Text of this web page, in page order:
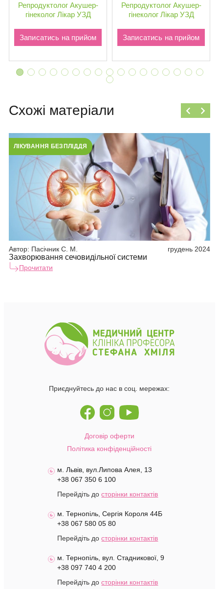
Репродуктолог Акушер-
гінеколог Лікар УЗД
Записатись на прийом
Репродуктолог Акушер-
гінеколог Лікар УЗД
Записатись на прийом
Схожі матеріали
ЛІКУВАННЯ БЕЗПЛІДДЯ
Автор: Пасічник С. М. грудень 2024
Захворювання сечовидільної системи
Прочитати
Приєднуйтесь до нас в соц. мережах:
Договір оферти
Політика конфіденційності
м. Львів, вул.Липова Алея, 13
+38 067 350 6 100
Перейдіть досторінки контактів
м. Тернопіль, Сергія Короля 44Б
+38 067 580 05 80
Перейдіть досторінки контактів
м. Тернопіль, вул. Стадникової, 9
+38 097 740 4 200
Перейдіть досторінки контактів